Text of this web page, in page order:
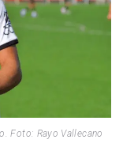
Foto: Rayo Vallecano